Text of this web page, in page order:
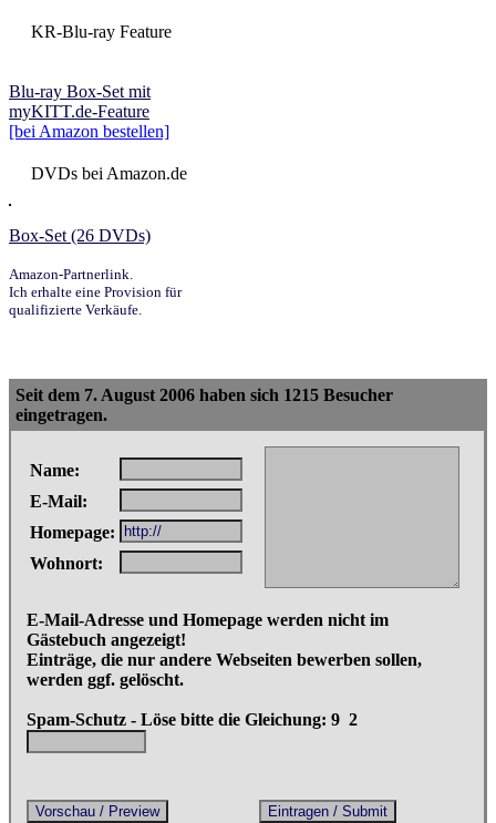
KR-Blu-ray Feature
Blu-ray Box-Set mit
myKITT.de-Feature
[bei Amazon bestellen]
DVDs bei Amazon.de
Box-Set (26 DVDs)
Amazon-Partnerlink.
Ich erhalte eine Provision für
qualifizierte Verkäufe.
Seit dem 7. August 2006 haben sich 1215 Besucher
eingetragen.
Name:
E-Mail:
Homepage:
Wohnort:
E-Mail-Adresse und Homepage werden nicht im
Gästebuch angezeigt!
Einträge, die nur andere Webseiten bewerben sollen,
werden ggf. gelöscht.
Spam-Schutz - Löse bitte die Gleichung: 9 2